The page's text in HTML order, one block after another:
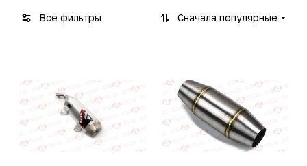
Все фильтры Сначала популярные